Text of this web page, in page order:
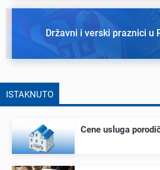
Državni i verski praznici u
ISTAKNUTO
Cеnе usluga